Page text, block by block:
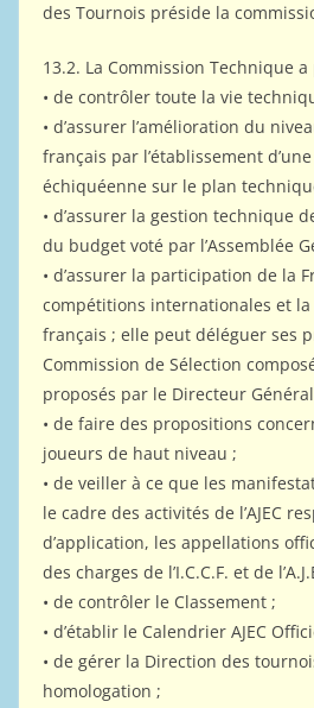
des Tournois préside la
13.2. La Commission Technique
• de contrôler toute la vie
• d’assurer l’amélioration du
français par l’établissement
échiquéenne sur le plan
• d’assurer la gestion technique
du budget voté par l’Assemblée
• d’assurer la participation de la
compétitions internationales et
français ; elle peut déléguer ses
Commission de Sélection
proposés par le Directeur
• de faire des propositions
joueurs de haut niveau ;
• de veiller à ce que les
le cadre des activités de l’AJEC
d’application, les appellations
des charges de l’I.C.C.F. et de
• de contrôler le Classement ;
• d’établir le Calendrier AJEC
• de gérer la Direction des
homologation ;